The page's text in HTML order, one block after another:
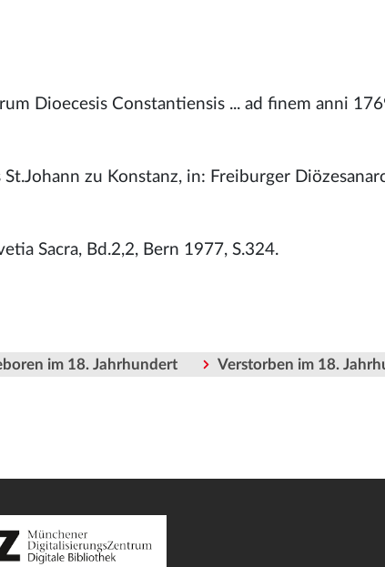
Dioecesis Constantiensis ... ad finem anni
zu Konstanz, in: Freiburger
Sacra, Bd.2,2, Bern 1977, S.324.
im 18. Jahrhundert Verstorben im 18.